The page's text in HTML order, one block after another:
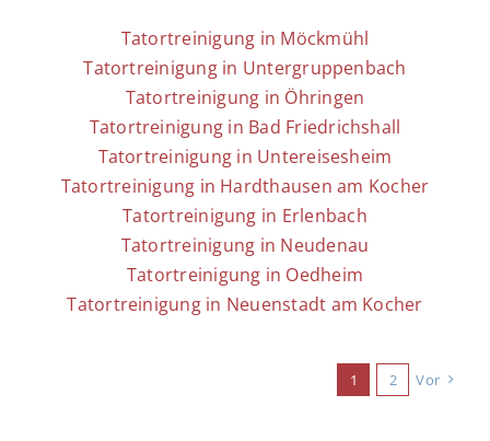
Tatortreinigung in Möckmühl
Tatortreinigung in Untergruppenbach
Tatortreinigung in Öhringen
Tatortreinigung in Bad Friedrichshall
Tatortreinigung in Untereisesheim
Tatortreinigung in Hardthausen am Kocher
Tatortreinigung in Erlenbach
Tatortreinigung in Neudenau
Tatortreinigung in Oedheim
Tatortreinigung in Neuenstadt am Kocher
1 2 Vor